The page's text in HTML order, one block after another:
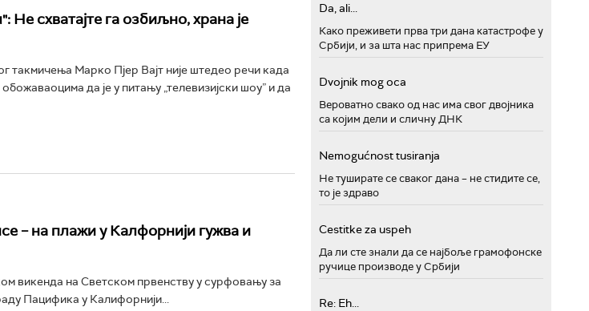
схватајте га озбиљно, храна је
такмичења Марко Пјер Вајт није штедео речи када
да је у питању „телевизијски шоу” и да
– на плажи у Калфорнији гужва и
викенда на Светском првенству у сурфовању за
Пацифика у Калифорнији...
Da, ali...
Како преживети прва три дана катастрофе у
Србији, и за шта нас припрема ЕУ
Dvojnik mog oca
Вероватно свако од нас има свог двојника
са којим дели и сличну ДНК
Nemogućnost tusiranja
Не туширате се сваког дана – не стидите се,
то је здраво
Cestitke za uspeh
Да ли сте знали да се најбоље грамофонске
ручице производе у Србији
Re: Eh...